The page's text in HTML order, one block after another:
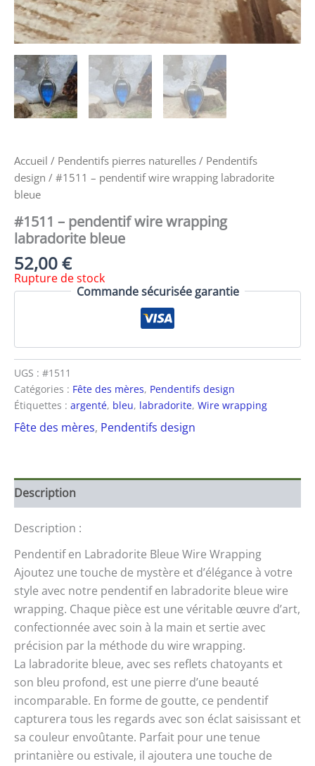
Accueil / Pendentifs pierres naturelles / Pendentifs
design / #1511 – pendentif wire wrapping labradorite
bleue
#1511 – pendentif wire wrapping
labradorite bleue
52,00€
Rupture de stock
Commande sécurisée garantie
UGS : #1511
Catégories : Fête des mères, Pendentifs design
Étiquettes : argenté, bleu, labradorite, Wire wrapping
Fête des mères, Pendentifs design
Description
Description :
Pendentif en Labradorite Bleue Wire Wrapping
Ajoutez une touche de mystère et d’élégance à votre
style avec notre pendentif en labradorite bleue wire
wrapping. Chaque pièce est une véritable œuvre d’art,
confectionnée avec soin à la main et sertie avec
précision par la méthode du wire wrapping.
La labradorite bleue, avec ses reflets chatoyants et
son bleu profond, est une pierre d’une beauté
incomparable. En forme de goutte, ce pendentif
capturera tous les regards avec son éclat saisissant et
sa couleur envoûtante. Parfait pour une tenue
printanière ou estivale, il ajoutera une touche de